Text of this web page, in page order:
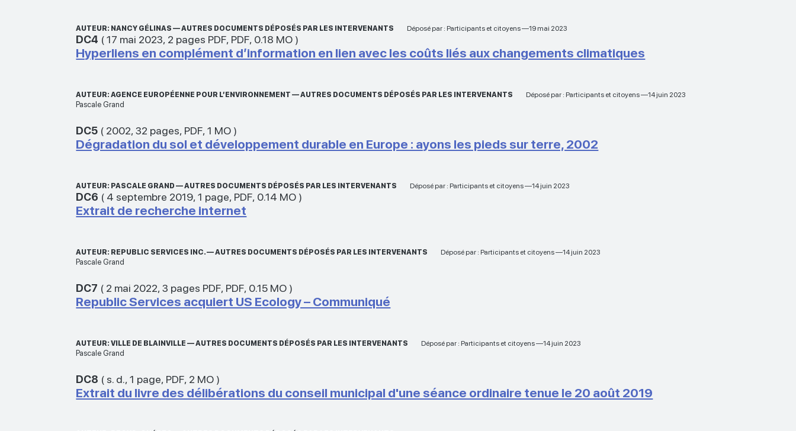
AUTEUR: NANCY GÉLINAS — AUTRES DOCUMENTS DÉPOSÉS PAR LES INTERVENANTS Déposé par : Participants et citoyens —19 mai 2023
DC4 (17 mai 2023, 2 pages PDF, PDF, 0.18 MO )
Hyperliens en complément d’information en lien avec les coûts liés aux changements climatiques
AUTEUR: AGENCE EUROPÉENNE POUR L’ENVIRONNEMENT — AUTRES DOCUMENTS DÉPOSÉS PAR LES INTERVENANTS Déposé par : Participants et citoyens —14 juin 2023
Pascale Grand
DC5 ( 2002,32 pages, PDF,1 MO )
Dégradation du sol et développement durable en Europe : ayons les pieds sur terre, 2002
AUTEUR: PASCALE GRAND — AUTRES DOCUMENTS DÉPOSÉS PAR LES INTERVENANTS Déposé par : Participants et citoyens —14 juin 2023
DC6 ( 4 septembre 2019,1 page, PDF, 0.14 MO )
Extrait de recherche internet
AUTEUR: REPUBLIC SERVICES INC. — AUTRES DOCUMENTS DÉPOSÉS PAR LES INTERVENANTS Déposé par : Participants et citoyens —14 juin 2023
Pascale Grand
DC7 ( 2 mai 2022,3 pages PDF, PDF, 0.15 MO )
Republic Services acquiert US Ecology – Communiqué
AUTEUR: VILLE DE BLAINVILLE — AUTRES DOCUMENTS DÉPOSÉS PAR LES INTERVENANTS Déposé par : Participants et citoyens —14 juin 2023
Pascale Grand
DC8 ( s. d.,1 page, PDF, 2 MO )
Extrait du livre des délibérations du conseil municipal d'une séance ordinaire tenue le 20 août 2019